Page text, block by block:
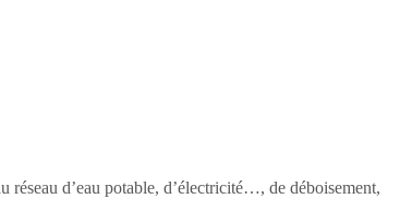
réseau d’eau potable, d’électricité…, de déboisement,